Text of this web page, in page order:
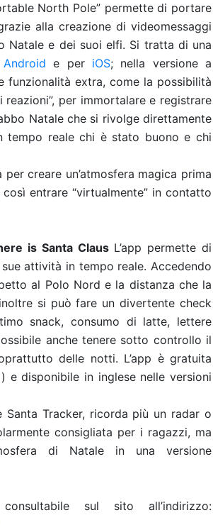
North Pole” permette di portare
alla creazione di videomessaggi
Natale e dei suoi elfi. Si tratta di una
Android e per iOS; nella versione a
funzionalità extra, come la possibilità
per immortalare e registrare
Natale che si rivolge direttamente
tempo reale chi è stato buono e chi
creare un’atmosfera magica prima
entrare “virtualmente” in contatto
is Santa Claus L’app permette di
attività in tempo reale. Accedendo
al Polo Nord e la distanza che la
si può fare un divertente check
snack, consumo di latte, lettere
anche tenere sotto controllo il
delle notti. L’app è gratuita
e disponibile in inglese nelle versioni
Santa Tracker, ricorda più un radar o
consigliata per i ragazzi, ma
di Natale in una versione
sul sito all’indirizzo: